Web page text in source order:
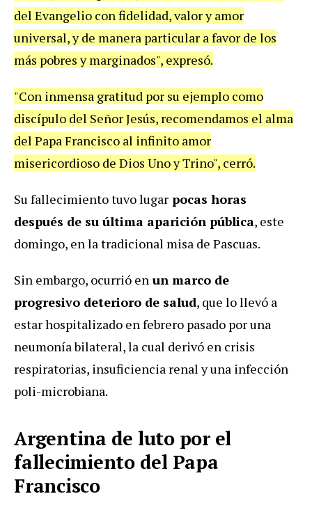
del Evangelio con fidelidad, valor y amor
universal, y de manera particular a favor de los
más pobres y marginados", expresó.
"Con inmensa gratitud por su ejemplo como
discípulo del Señor Jesús, recomendamos el alma
del Papa Francisco al infinito amor
misericordioso de Dios Uno y Trino", cerró.
Su fallecimiento tuvo lugar pocas horas
después de su última aparición pública, este
domingo, en la tradicional misa de Pascuas.
Sin embargo, ocurrió en un marco de
progresivo deterioro de salud, que lo llevó a
estar hospitalizado en febrero pasado por una
neumonía bilateral, la cual derivó en crisis
respiratorias, insuficiencia renal y una infección
poli-microbiana.
Argentina de luto por el
fallecimiento del Papa
Francisco